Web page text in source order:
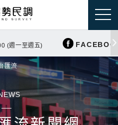
(週一至週五)
匯流